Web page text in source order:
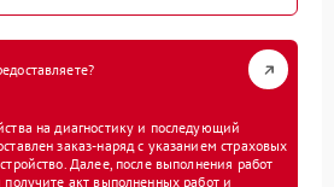
на диагностику и последующий
заказ-наряд с указанием страховых
Далее, после выполнения работ
акт выполненных работ и